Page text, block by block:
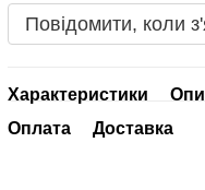
Повідомити, коли
Характеристики
Оплата
Доставка